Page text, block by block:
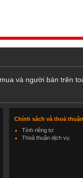
và người bán trên
Chính sách và thoả thuận
Tính riêng tư
Thoả thuận dịch vụ